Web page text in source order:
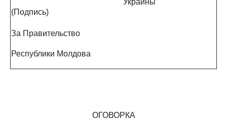
(Подпись)
Украины
За Правительство
Республики Молдова
ОГОВОРКА